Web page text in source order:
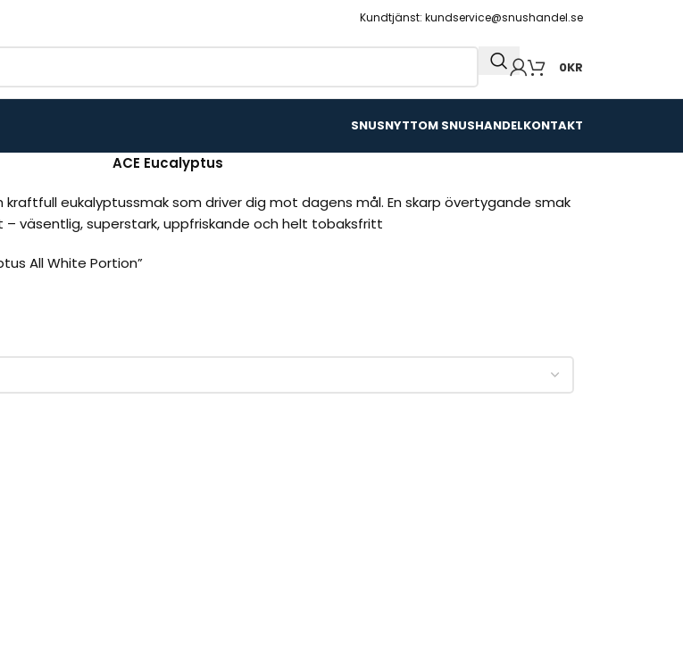
Kundtjänst: kundservice@snushandel.se
0KR
SNUSNYTTOM SNUSHANDELKONTAKT
ACE Eucalyptus
eukalyptussmak som driver dig mot dagens mål. En skarp övertygande smak
– väsentlig, superstark, uppfriskande och helt tobaksfritt
All White Portion”